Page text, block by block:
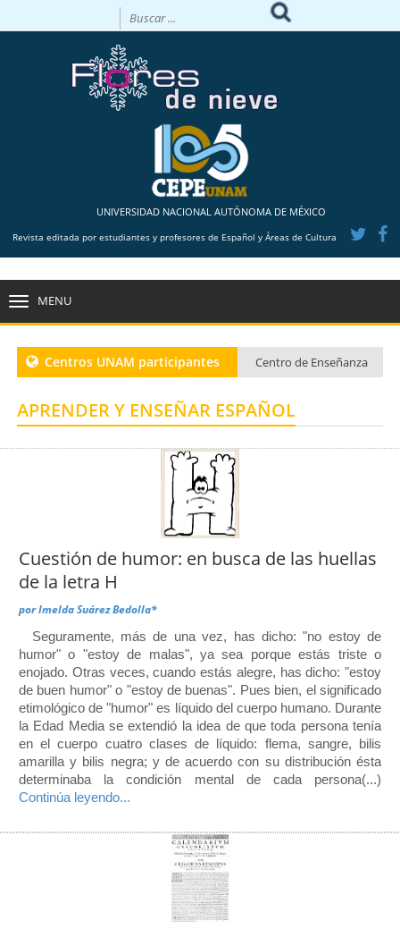
UNIVERSIDAD NACIONAL AUTÓNOMA DE MÉXICO
Revista editada por estudiantes y profesores de Español y Áreas de Cultura
MENU
Centros UNAM participantes
Centro de Enseñanza
Centro de Enseñanza para Extranjeros, Taxco
Centro de Enseñanza para Extranjeros, Polanco
APRENDER Y ENSEÑAR ESPAÑOL
Cuestión de humor: en busca de las huellas
de la letra H
porImelda Suárez Bedolla*
Seguramente, más de una vez, has dicho: "no estoy de
humor" o "estoy de malas", ya sea porque estás triste o
enojado. Otras veces, cuando estás alegre, has dicho: "estoy
de buen humor" o "estoy de buenas". Pues bien, el significado
etimológico de "humor" es líquido del cuerpo humano. Durante
la Edad Media se extendió la idea de que toda persona tenía
en el cuerpo cuatro clases de líquido: flema, sangre, bilis
amarilla y bilis negra; y de acuerdo con su distribución ésta
determinaba la condición mental de cada persona(...)
Continúa leyendo...